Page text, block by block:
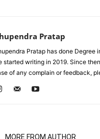
Pratap
Pratap has done
started writing in 2019. Since
of any complain or feedback,
MORE FROM AUTHOR